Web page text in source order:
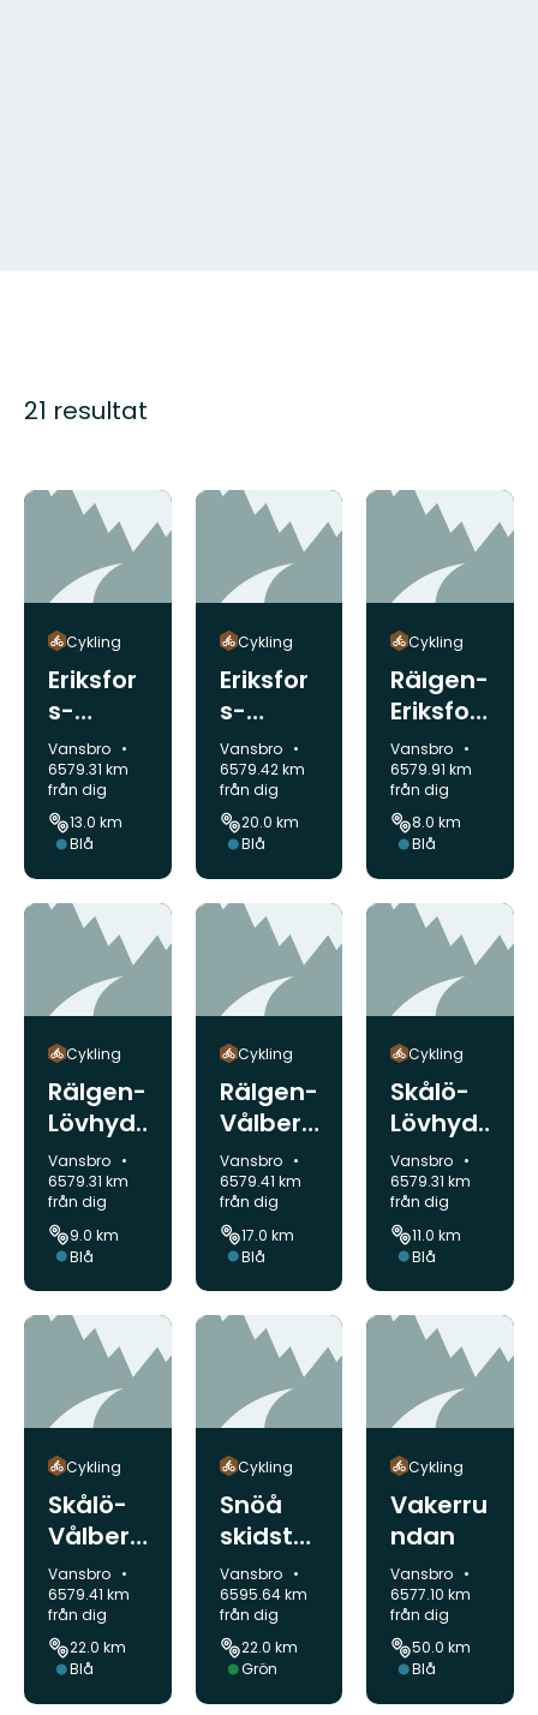
21 resultat
Cykling
Eriksfor
s-
Lövhyd
dan
Kommun:
Vansbro
6579.31 km
från dig
13.0 km
Svårighetsgrad:
Blå
Cykling
Eriksfor
s-
Vålberg
et-
Rälgen-
Skålö
Kommun:
Vansbro
6579.42 km
från dig
20.0 km
Svårighetsgrad:
Blå
Cykling
Rälgen-
Eriksfor
s
Kommun:
Vansbro
6579.91 km
från dig
8.0 km
Svårighetsgrad:
Blå
Cykling
Rälgen-
Lövhyd
dan
Kommun:
Vansbro
6579.31 km
från dig
9.0 km
Svårighetsgrad:
Blå
Cykling
Rälgen-
Vålberg
et-
Rälgen
Kommun:
Vansbro
6579.41 km
från dig
17.0 km
Svårighetsgrad:
Blå
Cykling
Skålö-
Lövhyd
dan
Kommun:
Vansbro
6579.31 km
från dig
11.0 km
Svårighetsgrad:
Blå
Cykling
Skålö-
Vålberg
et-
Rälgen-
Skålö
Kommun:
Vansbro
6579.41 km
från dig
22.0 km
Svårighetsgrad:
Blå
Cykling
Snöå
skidsta
dio-
Gräsbe
rget
Kommun:
Vansbro
6595.64 km
från dig
22.0 km
Svårighetsgrad:
Grön
Cykling
Vakerru
ndan
Kommun:
Vansbro
6577.10 km
från dig
50.0 km
Svårighetsgrad:
Blå